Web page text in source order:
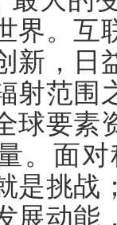
界。互
新，日
射范围
球要素
。面
是挑战
展动能